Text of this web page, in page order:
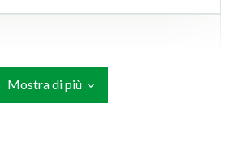
Mostra di più